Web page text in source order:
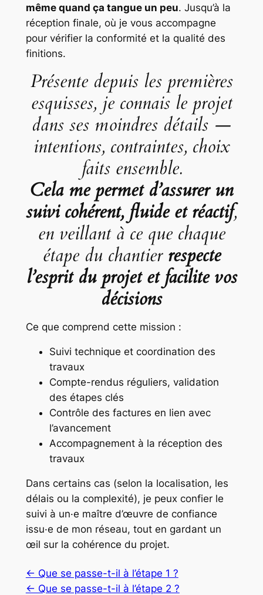
même quand ça tangue un peu. Jusqu’à la
réception finale, où je vous accompagne
pour vérifier la conformité et la qualité des
finitions.
Présente depuis les premières
esquisses, je connais le projet
dans ses moindres détails —
intentions, contraintes, choix
faits ensemble.
Cela me permet d’assurer un
suivi cohérent, fluide et réactif,
en veillant à ce que chaque
étape du chantier respecte
l’esprit du projet et facilite vos
décisions
Ce que comprend cette mission :
Suivi technique et coordination des
travaux
Compte-rendus réguliers, validation
des étapes clés
Contrôle des factures en lien avec
l’avancement
Accompagnement à la réception des
travaux
Dans certains cas (selon la localisation, les
délais ou la complexité), je peux confier le
suivi à un·e maître d’œuvre de confiance
issu·e de mon réseau, tout en gardant un
œil sur la cohérence du projet.
← Que se passe-t-il à l’étape 1 ?
← Que se passe-t-il à l’étape 2 ?